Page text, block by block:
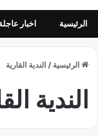
الرئيسية اخبار
الرئيسية / الندية القارية
الندية